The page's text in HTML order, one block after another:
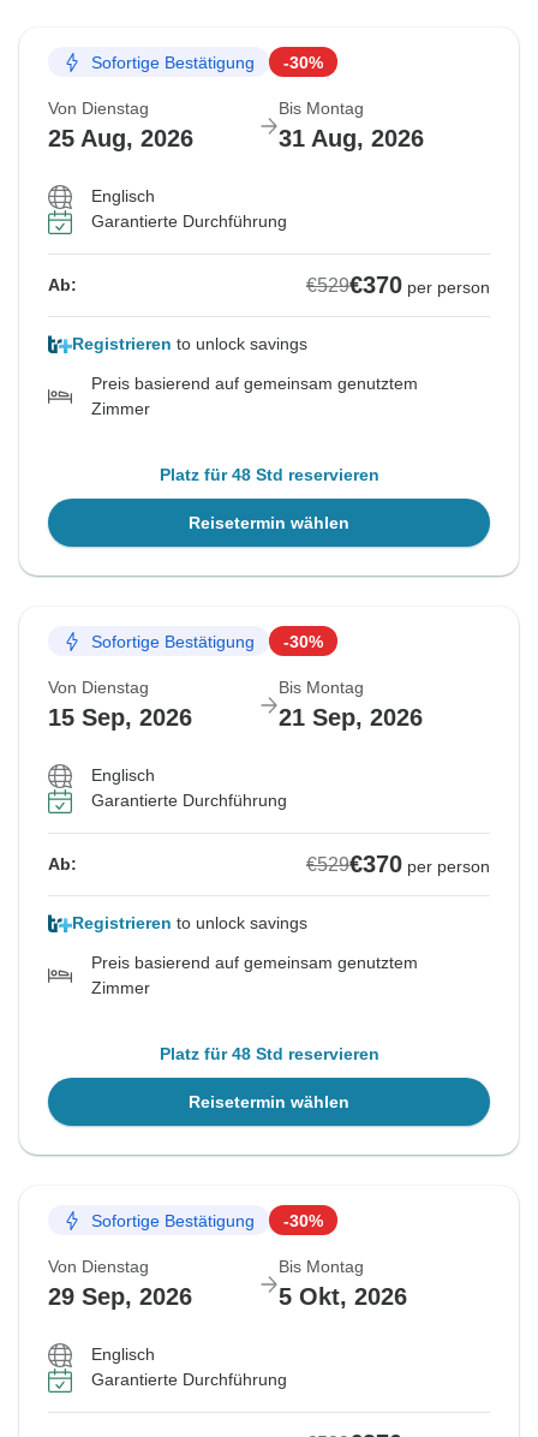
Sofortige Bestätigung -30%
Von Dienstag
25 Aug, 2026
Bis Montag
31 Aug, 2026
Englisch
Garantierte Durchführung
Ab: €529€370 per person
Registrieren to unlock savings
Preis basierend auf gemeinsam genutztem
Zimmer
Platz für 48 Std reservieren
Reisetermin wählen
Sofortige Bestätigung -30%
Von Dienstag
15 Sep, 2026
Bis Montag
21 Sep, 2026
Englisch
Garantierte Durchführung
Ab: €529€370 per person
Registrieren to unlock savings
Preis basierend auf gemeinsam genutztem
Zimmer
Platz für 48 Std reservieren
Reisetermin wählen
Sofortige Bestätigung -30%
Von Dienstag
29 Sep, 2026
Bis Montag
5 Okt, 2026
Englisch
Garantierte Durchführung